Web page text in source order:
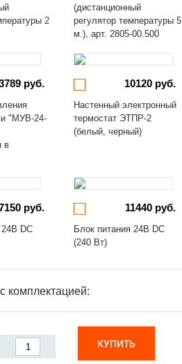
2
(дистанционный
регулятор температуры 5
м.), арт. 2805-00.500
руб.
"МУВ-24-
в
10120 руб.
Настенный электронный
термостат ЭТПР-2
(белый, черный)
руб.
24В DC
11440 руб.
Блок питания 24В DC
(240 Вт)
комплектацией:
КУПИТЬ